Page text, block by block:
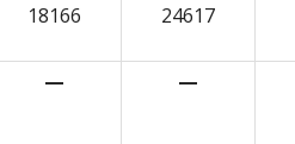
18166 24617
— —